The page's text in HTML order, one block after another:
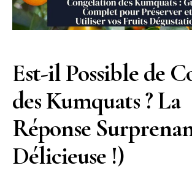
Est-il Possible de
des Kumquats ? La
Réponse
Délicieuse !)